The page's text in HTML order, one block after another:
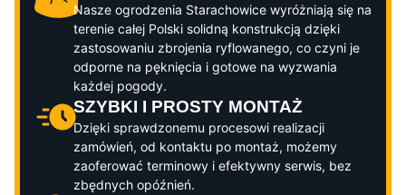
Nasze ogrodzenia Starachowice wyróżniają się na
terenie całej Polski solidną konstrukcją dzięki
zastosowaniu zbrojenia ryflowanego, co czyni je
odporne na pęknięcia i gotowe na wyzwania
każdej pogody.
SZYBKI I PROSTY MONTAŻ
Dzięki sprawdzonemu procesowi realizacji
zamówień, od kontaktu po montaż, możemy
zaoferować terminowy i efektywny serwis, bez
zbędnych opóźnień.